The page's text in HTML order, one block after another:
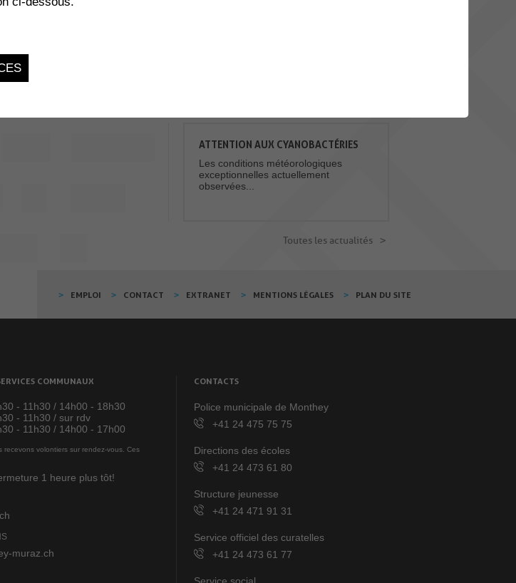
ATTENTION AUX CYANOBACTÉRIES
Les conditions météorologiques
exceptionnelles actuellement
observées...
Toutes les actualités
EMPLOI CONTACT EXTRANET MENTIONS LÉGALES PLAN DU SITE
COMMUNAUX
- 11h30 / 14h00 - 18h30
- 11h30 / sur rdv
- 11h30 / 14h00 - 17h00
volontiers sur rendez-vous. Ces
1 heure plus tôt!
muraz.ch
CONTACTS
Police municipale de Monthey
+41 24 475 75 75
Directions des écoles
+41 24 473 61 80
Structure jeunesse
+41 24 471 91 31
Service officiel des curatelles
+41 24 473 61 77
Service social